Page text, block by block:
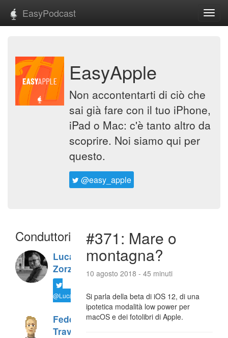
EasyPodcast
EasyApple
Non accontentarti di ciò che
sai già fare con il tuo iPhone,
iPad o Mac: c'è tanto altro da
scoprire. Noi siamo qui per
questo.
@easy_apple
Conduttori
Luca
Zorzi
@LucaTNT
Federico
Travaini
#371: Mare o
montagna?
10 agosto 2018 - 45 minuti
Si parla della beta di iOS 12, di una
ipotetica modalità low power per
macOS e dei fotolibri di Apple.